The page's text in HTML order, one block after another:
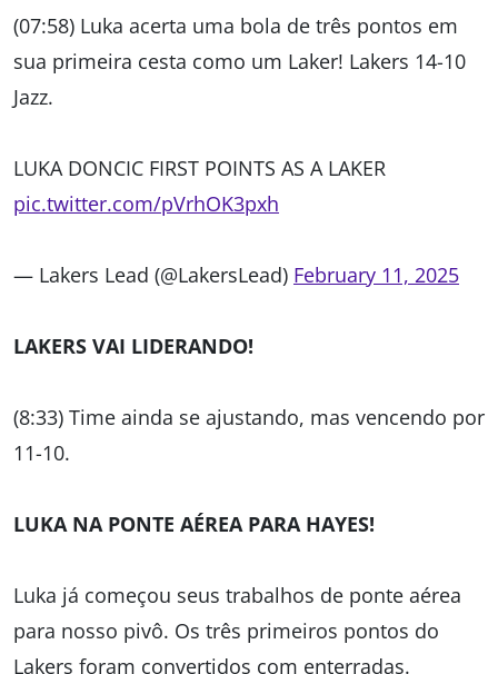
(07:58) Luka acerta uma bola de três pontos em
sua primeira cesta como um Laker! Lakers 14-10
Jazz.
LUKA DONCIC FIRST POINTS AS A LAKER
pic.twitter.com/pVrhOK3pxh
— Lakers Lead (@LakersLead) February 11, 2025
LAKERS VAI LIDERANDO!
(8:33) Time ainda se ajustando, mas vencendo por
11-10.
LUKA NA PONTE AÉREA PARA HAYES!
Luka já começou seus trabalhos de ponte aérea
para nosso pivô. Os três primeiros pontos do
Lakers foram convertidos com enterradas.